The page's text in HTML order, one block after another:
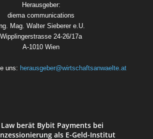
Herausgeber:
diema communications
Mag. Walter Sieberer e.U.
Wipplingerstrasse 24-26/17a
A-1010 Wien
uns: herausgeber@wirtschaftsanwaelte.at
Law berät Bybit Payments bei
als E-Geld-Institut